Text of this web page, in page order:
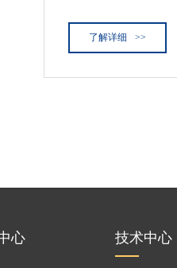
了解详细 >>
心 技术中心